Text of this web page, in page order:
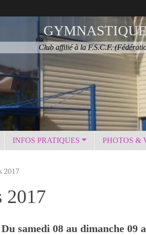
Club affilié à la F.S.C.F.
INFOS PRATIQUES PHOTOS &
2017
2017
Du samedi 08 au dimanche 09